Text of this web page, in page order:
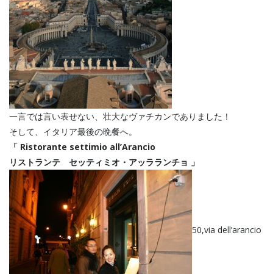
一言では言い表せない、壮大なヴァチカンでありました！
そして、イタリア最後の晩餐へ。
「 Ristorante settimio all’Arancio
リストランテ セッティミオ・アッラランチョ 」
50,via dell’arancio